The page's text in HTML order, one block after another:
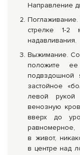
Направление
стрелке 1-2
надавливания.
Выжимание.
положите
подвздошной
застойное
левой рукой
венозную
вверх до
в живот,
в центре над